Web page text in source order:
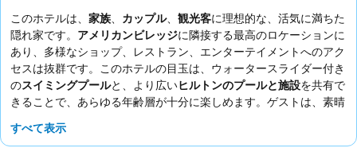
このホテルは、 家族 カップル、 観光客に理想的な、活気に満ちた
隠れ家です。 アメリカンビレッジに隣接する最高のロケーションに
あり、多様なショップ、レストラン、エンターテイメントへのアク
セスは抜群です。このホテルの目玉は、ウォータースライダー付き
のスイミングプールと、より広いヒルトンのプールと施設を共有で
きることで、あらゆる年齢層が十分に楽しめます。ゲストは、素晴
な 朝食ビュッフェ
すべて表示